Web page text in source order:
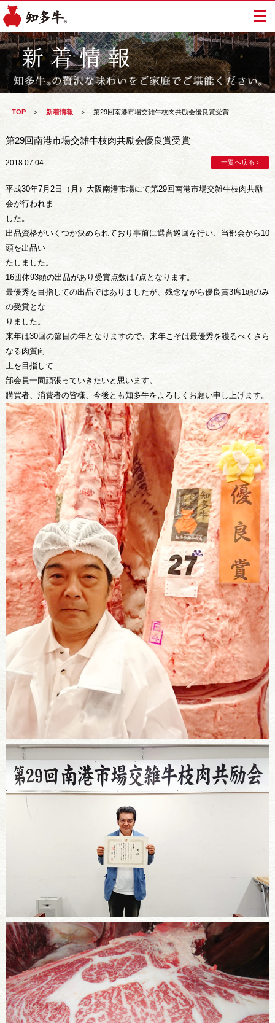
TOP＞ 新着情報＞ 第29回南港市場交雑牛枝肉共励会優良賞受賞
第29回南港市場交雑牛枝肉共励会優良賞受賞
2018.07.04 一覧へ戻る ›
平成30年7月2日（月）大阪南港市場にて第29回南港市場交雑牛枝肉共励
会が行われま
した。
出品資格がいくつか決められており事前に選畜巡回を行い、当部会から10
頭を出品い
たしました。
16団体93頭の出品があり受賞点数は7点となります。
最優秀を目指しての出品ではありましたが、残念ながら優良賞3席1頭のみ
の受賞とな
りました。
来年は30回の節目の年となりますので、来年こそは最優秀を獲るべくさら
なる肉質向
上を目指して
部会員一同頑張っていきたいと思います。
購買者、消費者の皆様、今後とも知多牛をよろしくお願い申し上げます。